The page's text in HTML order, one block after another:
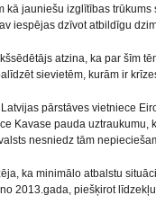
kā jauniešu izglītības
iespējas dzīvot atbildīgu
atzina, ka par šīm
sievietēm, kurām ir
pārstāves vietniece
Kavase pauda uztraukumu,
nesniedz tām
ka minimālo atbalstu
2013.gada, piešķirot